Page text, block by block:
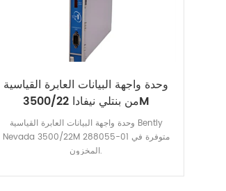
وحدة واجهة البيانات العابرة القياسية
من بنتلي نيفادا 3500/22M
288055-01
وحدة واجهة البيانات العابرة القياسية Bently
Nevada 3500/22M 288055-01 متوفرة في
المخزون.